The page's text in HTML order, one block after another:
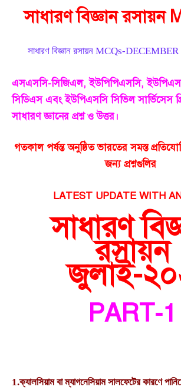
সাধারণ বিজ্ঞান রসায়ন
সাধারণ বিজ্ঞান রসায়ন MCQs-
এসএসসি-সিজিএল, ইউপিপিএসসি,
সিডিএস এবং ইউপিএসসি সিভিল সার্ভিসেস
সাধারণ জ্ঞানের প্রশ্ন ও উত্তর।
গতকাল পর্ষন্ত অনুষ্ঠিত ভারতের সমস্ত
জন্য প্রশ্নগুলির
LATEST UPDATE WITH
সাধারণ
রসায়ন
জুলাই-
PART-1
1.ক্যালসিয়াম বা ম্যাগনেসিয়াম সালফেটের কারণে